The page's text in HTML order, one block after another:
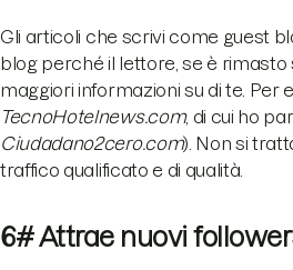
Gli articoli che scrivi come guest
blog perché il lettore, se è
maggiori informazioni su di te. Per
TecnoHotelnews.com, di cui ho
Ciudadano2cero.com). Non si
traffico qualificato e di qualità.
6# Attrae nuovi